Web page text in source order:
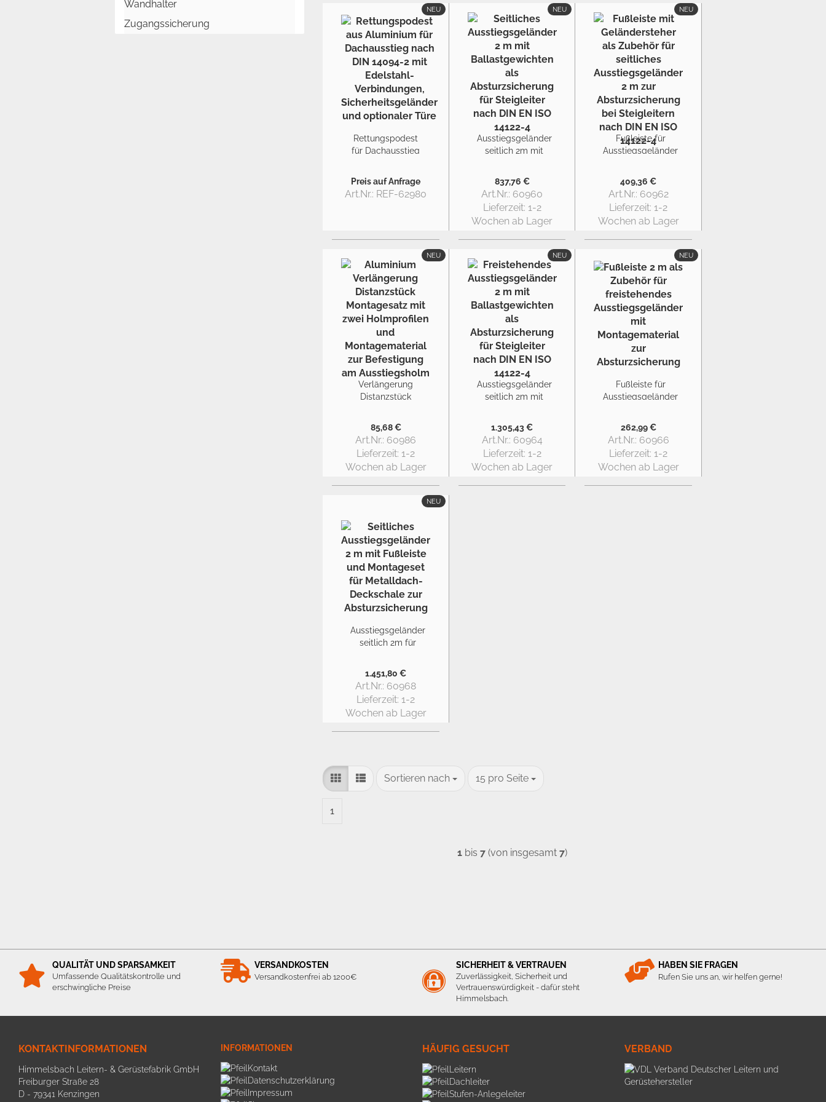
NEU
Rettungspodest
für Dachausstieg
Preis auf Anfrage
Art.Nr.: REF-62980
NEU
Ausstiegsgeländer
seitlich 2m mit
837,76 €
Art.Nr.: 60960
Lieferzeit: 1-2
Wochen ab Lager
NEU
Fußleiste für
Ausstiegsgeländer
409,36 €
Art.Nr.: 60962
Lieferzeit:1-2
Wochen ab Lager
NEU
Verlängerung
Distanzstück
85,68 €
Art.Nr.: 60986
Lieferzeit:1-2
Wochen ab Lager
NEU
Ausstiegsgeländer
seitlich 2m mit
1.305,43 €
Art.Nr.: 60964
Lieferzeit: 1-2
Wochen ab Lager
NEU
Fußleiste für
Ausstiegsgeländer
262,99 €
Art.Nr.: 60966
Lieferzeit:1-2
Wochen ab Lager
NEU
Ausstiegsgeländer
seitlich 2m für
1.451,80 €
Art.Nr.: 60968
Lieferzeit:1-2
Wochen ab Lager
Sortieren nach
Sortieren nach 15 pro Seite
pro Seite
1
1 bis7 (von insgesamt7)
Wandhalter
Zugangssicherung
QUALITÄT UND SPARSAMKEIT
Umfassende Qualitätskontrolle und
erschwingliche Preise
VERSANDKOSTEN
Versandkostenfrei ab 1200€
SICHERHEIT & VERTRAUEN
Zuverlässigkeit, Sicherheit und
Vertrauenswürdigkeit - dafür steht
Himmelsbach.
HABEN SIE FRAGEN
Rufen Sie uns an, wir helfen gerne!
KONTAKTINFORMATIONEN
Himmelsbach Leitern- & Gerüstefabrik GmbH
Freiburger Straße 28
D - 79341 Kenzingen
INFORMATIONEN
Kontakt
Datenschutzerklärung
Impressum
HÄUFIG GESUCHT
Leitern
Dachleiter
Stufen-Anlegeleiter
VERBAND